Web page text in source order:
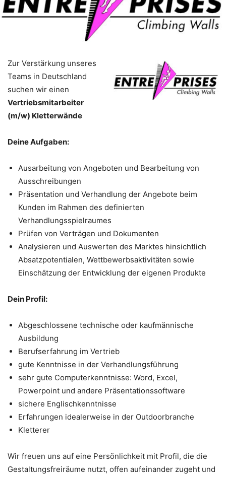
Zur Verstärkung unseres
Teams in Deutschland
suchen wir einen
Vertriebsmitarbeiter
(m/w) Kletterwände
Deine Aufgaben:
Ausarbeitung von Angeboten und Bearbeitung von
Ausschreibungen
Präsentation und Verhandlung der Angebote beim
Kunden im Rahmen des definierten
Verhandlungsspielraumes
Prüfen von Verträgen und Dokumenten
Analysieren und Auswerten des Marktes hinsichtlich
Absatzpotentialen, Wettbewerbsaktivitäten sowie
Einschätzung der Entwicklung der eigenen Produkte
Dein Profil:
Abgeschlossene technische oder kaufmännische
Ausbildung
Berufserfahrung im Vertrieb
gute Kenntnisse in der Verhandlungsführung
sehr gute Computerkenntnisse: Word, Excel,
Powerpoint und andere Präsentationssoftware
sichere Englischkenntnisse
Erfahrungen idealerweise in der Outdoorbranche
Kletterer
Wir freuen uns auf eine Persönlichkeit mit Profil, die die
Gestaltungsfreiräume nutzt, offen aufeinander zugeht und